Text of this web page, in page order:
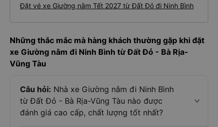
Đặt vé xe Giường nằm Tết 2027 từ Đất Đỏ đi Ninh Bình
Những thắc mắc mà hàng khách thường gặp khi đặt
xe Giường nằm đi Ninh Bình từ Đất Đỏ - Bà Rịa-
Vũng Tàu
Câu hỏi: Nhà xe Giường nằm đi Ninh Bình
từ Đất Đỏ - Bà Rịa-Vũng Tàu nào được
đánh giá cao cấp, chất lượng tốt nhất?